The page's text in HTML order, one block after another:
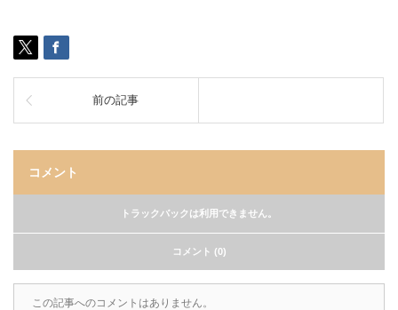
前の記事
コメント
トラックバックは利用できません。
コメント (0)
この記事へのコメントはありません。